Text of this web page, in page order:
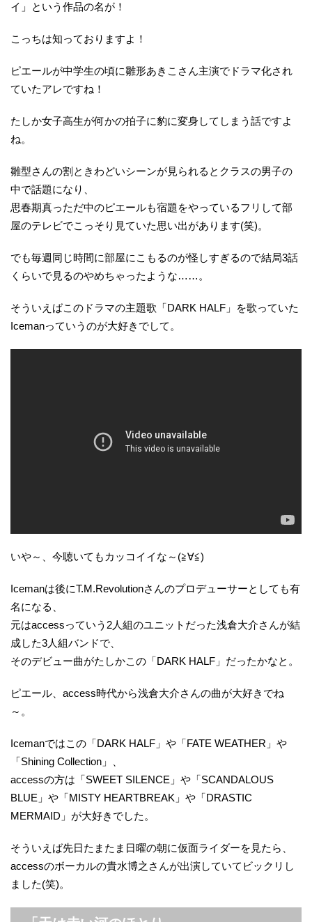
イ」という作品の名が！
こっちは知っておりますよ！
ピエールが中学生の頃に雛形あきこさん主演でドラマ化され
ていたアレですね！
たしか女子高生が何かの拍子に豹に変身してしまう話ですよ
ね。
雛型さんの割ときわどいシーンが見られるとクラスの男子の
中で話題になり、
思春期真っただ中のピエールも宿題をやっているフリして部
屋のテレビでこっそり見ていた思い出があります(笑)。
でも毎週同じ時間に部屋にこもるのが怪しすぎるので結局3話
くらいで見るのやめちゃったような……。
そういえばこのドラマの主題歌「DARK HALF」を歌っていた
Icemanっていうのが大好きでして。
いや～、今聴いてもカッコイイな～(≧∀≦)
Icemanは後にT.M.Revolutionさんのプロデューサーとしても有
名になる、
元はaccessっていう2人組のユニットだった浅倉大介さんが結
成した3人組バンドで、
そのデビュー曲がたしかこの「DARK HALF」だったかなと。
ピエール、access時代から浅倉大介さんの曲が大好きでね
～。
Icemanではこの「DARK HALF」や「FATE WEATHER」や
「Shining Collection」、
accessの方は「SWEET SILENCE」や「SCANDALOUS
BLUE」や「MISTY HEARTBREAK」や「DRASTIC
MERMAID」が大好きでした。
そういえば先日たまたま日曜の朝に仮面ライダーを見たら、
accessのボーカルの貴水博之さんが出演していてビックリし
ました(笑)。